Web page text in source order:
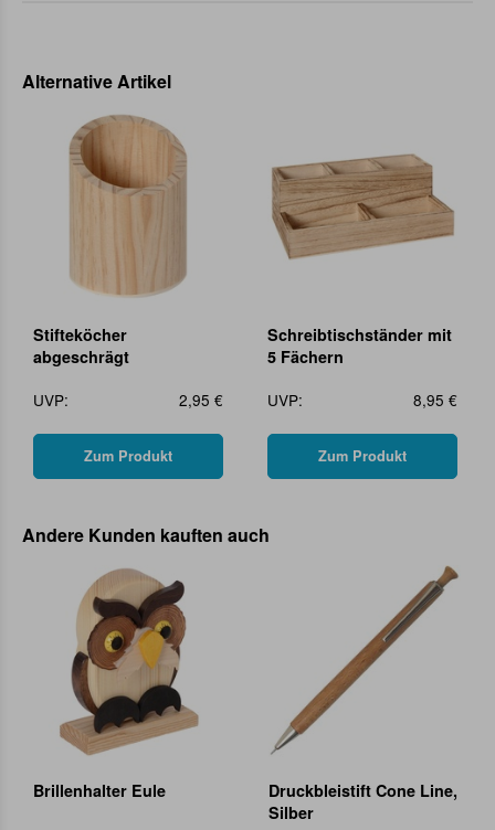
Alternative Artikel
Stifteköcher
abgeschrägt
UVP:
2,95 €
Zum Produkt
Schreibtischständer mit
5 Fächern
UVP:
8,95 €
Zum Produkt
Andere Kunden kauften auch
Brillenhalter Eule
Druckbleistift Cone Line,
Silber